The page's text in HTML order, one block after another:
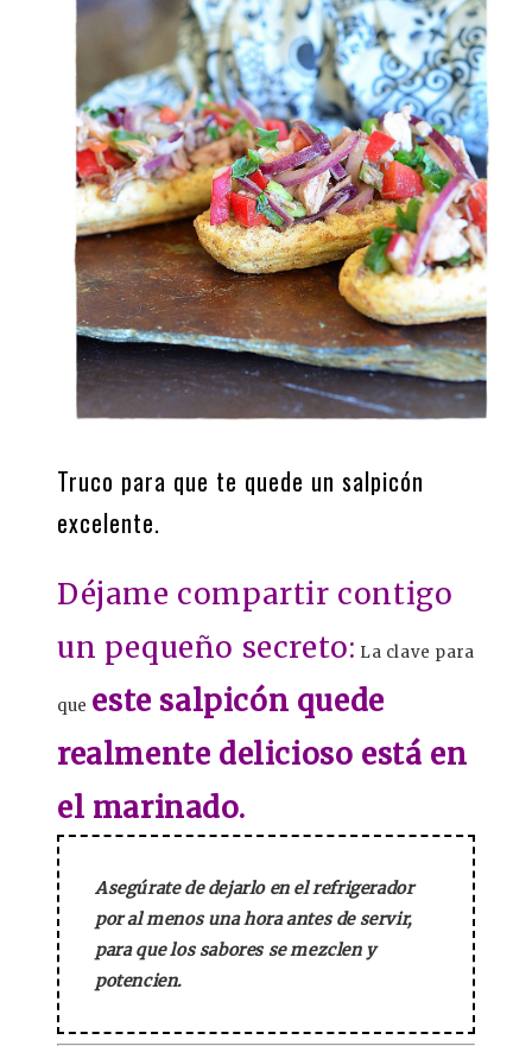
Truco para que te quede un salpicón
excelente.
Déjame compartir contigo
un pequeño secreto: La clave para
que este salpicón quede
realmente delicioso está en
el marinado.
Asegúrate de dejarlo en el refrigerador
por al menos una hora antes de servir,
para que los sabores se mezclen y
potencien.